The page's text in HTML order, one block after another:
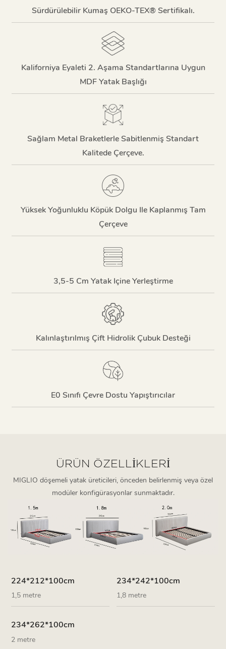
Sürdürülebilir Kumaş OEKO-TEX® Sertifikalı.
Kaliforniya Eyaleti 2. Aşama Standartlarına Uygun
MDF Yatak Başlığı
Sağlam Metal Braketlerle Sabitlenmiş Standart
Kalitede Çerçeve.
Yüksek Yoğunluklu Köpük Dolgu Ile Kaplanmış Tam
Çerçeve
3,5-5 Cm Yatak Içine Yerleştirme
Kalınlaştırılmış Çift Hidrolik Çubuk Desteği
E0 Sınıfı Çevre Dostu Yapıştırıcılar
ÜRÜN ÖZELLIKLERI
MIGLIO döşemeli yatak üreticileri, önceden belirlenmiş veya özel
modüler konfigürasyonlar sunmaktadır.
224*212*100cm
1,5 metre
234*242*100cm
1,8 metre
234*262*100cm
2 metre